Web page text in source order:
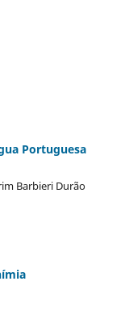
Portuguesa
Barbieri Durão